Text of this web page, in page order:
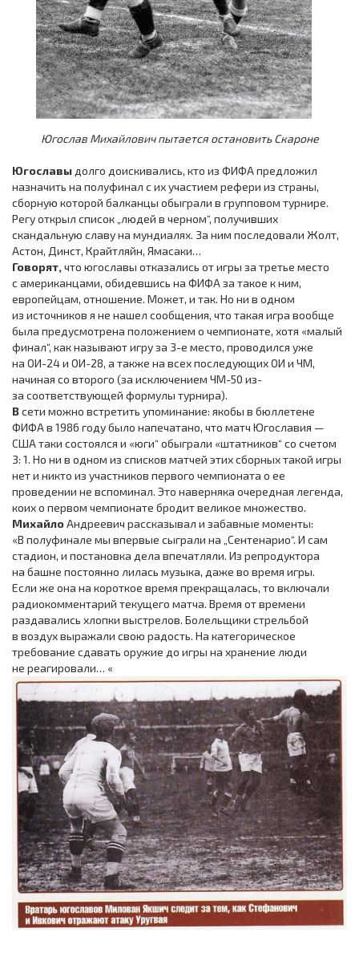
Югослав Михайлович пытается остановить Скароне
Югославы долго доискивались, кто из ФИФА предложил
назначить на полуфинал с их участием рефери из страны,
сборную которой балканцы обыграли в групповом турнире.
Регу открыл список „людей в черном“, получивших
скандальную славу на мундиалях. За ним последовали Жолт,
Астон, Динст, Крайтляйн, Ямасаки…
Говорят, что югославы отказались от игры за третье место
с американцами, обидевшись на ФИФА за такое к ним,
европейцам, отношение. Может, и так. Но ни в одном
из источников я не нашел сообщения, что такая игра вообще
была предусмотрена положением о чемпионате, хотя «малый
финал“, как называют игру за 3-е место, проводился уже
на ОИ-24 и ОИ-28, а также на всех последующих ОИ и ЧМ,
начиная со второго (за исключением ЧМ-50 из-
за соответствующей формулы турнира).
Всети можно встретить упоминание: якобы в бюллетене
ФИФА в 1986 году было напечатано, что матч Югославия —
США таки состоялся и «юги“ обыграли «штатников“ со счетом
3: 1. Но ни в одном из списков матчей этих сборных такой игры
нет и никто из участников первого чемпионата о ее
проведении не вспоминал. Это наверняка очередная легенда,
коих о первом чемпионате бродит великое множество.
МихайлоАндреевич рассказывал и забавные моменты:
«В полуфинале мы впервые сыграли на „Сентенарио“. И сам
стадион, и постановка дела впечатляли. Из репродуктора
на башне постоянно лилась музыка, даже во время игры.
Если же она на короткое время прекращалась, то включали
радиокомментарий текущего матча. Время от времени
раздавались хлопки выстрелов. Болельщики стрельбой
в воздух выражали свою радость. На категорическое
требование сдавать оружие до игры на хранение люди
не реагировали… «